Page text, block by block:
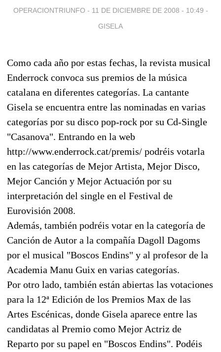
OPERACIONTRIUNFO - 11 DE DICIEMBRE DE 2008 - 10:49 -
GISELA
Como cada año por estas fechas, la revista musical
Enderrock convoca sus premios de la música
catalana en diferentes categorías. La cantante
Gisela se encuentra entre las nominadas en varias
categorías por su disco pop-rock por su Cd-Single
"Casanova". Entrando en la web
http://www.enderrock.cat/premis/ podréis votarla
en las categorías de Mejor Artista, Mejor Disco,
Mejor Canción y Mejor Actuación por su
interpretación del single en el Festival de
Eurovisión 2008.
Además, también podréis votar en la categoría de
Canción de Autor a la compañía Dagoll Dagoms
por el musical "Boscos Endins" y al profesor de la
Academia Manu Guix en varias categorías.
Por otro lado, también están abiertas las votaciones
para la 12ª Edición de los Premios Max de las
Artes Escénicas, donde Gisela aparece entre las
candidatas al Premio como Mejor Actriz de
Reparto por su papel en "Boscos Endins". Podéis